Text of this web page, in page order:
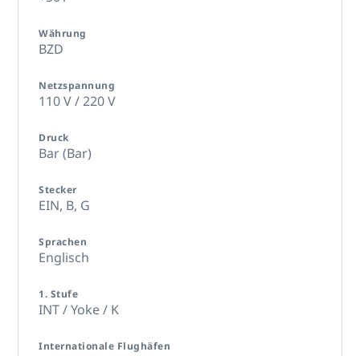
Währung
BZD
Netzspannung
110 V / 220 V
Druck
Bar (Bar)
Stecker
EIN, B, G
Sprachen
Englisch
1. Stufe
INT / Yoke / K
Internationale Flughäfen